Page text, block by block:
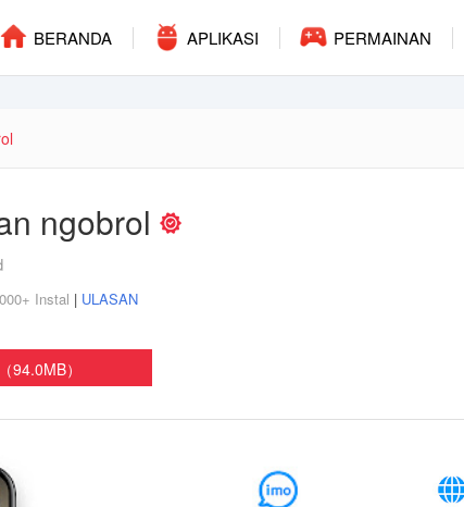
BERANDA APLIKASI PERMAINAN
ngobrol
Instal | ULASAN
94.0MB）